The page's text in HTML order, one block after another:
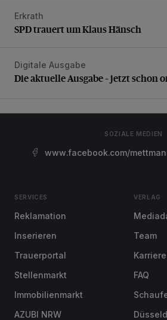
SPD trauert um Klaus Hänsch
Erkrath
SPD trauert um Klaus Hänsch
Die aktuelle Ausgabe – jetzt schon
Digitale Ausgabe
Die aktuelle Ausgabe – jetzt schon
SOZIALE MEDIEN
www.facebook.com/
SERVICES
Reklamation
Inserieren
Trauerportal
Stellenmarkt
Immobilienmarkt
AZUBI NRW
VERLAG
Team
Karriere
FAQ